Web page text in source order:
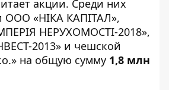
акции. Среди них
ООО «НІКА КАПІТАЛ»,
НЕРУХОМОСТІ-2018»,
2013» и чешской
на общую сумму 1,8 млн